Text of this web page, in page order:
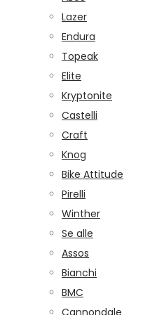
Lazer
Endura
Topeak
Elite
Kryptonite
Castelli
Craft
Knog
Bike Attitude
Pirelli
Winther
Se alle
Assos
Bianchi
BMC
Cannondale